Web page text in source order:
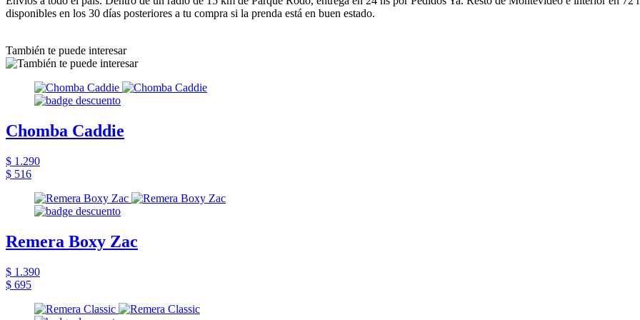
disponibles en los 30 días posteriores a tu compra si la prenda está en buen estado.
También te puede interesar
Chomba Caddie
$ 1.290
$ 516
Remera Boxy Zac
$ 1.390
$ 695